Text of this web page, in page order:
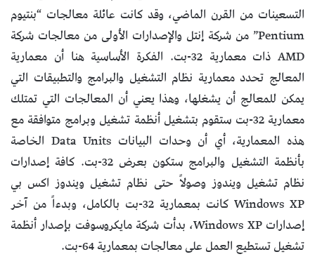
التسعينات من القرن الماضي، وقد كانت عائلة معالجات “بنتيوم
Pentium” من شركة إنتل والإصدارات الأولى من معالجات شركة
AMD ذات معمارية 32-بت. الفكرة الأساسية هنا أن معمارية
المعالج تحدد معمارية نظام التشغيل والبرامج والتطبيقات التي
يمكن للمعالج أن يشغلها، وهذا يعني أن المعالجات التي تمتلك
معمارية 32-بت ستقوم بتشغيل أنظمة تشغيل وبرامج متوافقة مع
هذه المعمارية، أي أن وحدات البيانات Data Units الخاصة
بأنظمة التشغيل والبرامج ستكون بعرض 32-بت. كافة إصدارات
نظام تشغيل ويندوز وصولاً حتى نظام تشغيل ويندوز اكس بي
Windows XP كانت بمعمارية 32-بت بالكامل، وبدءاً من آخر
إصدارات Windows XP، بدأت شركة مايكروسوفت بإصدار أنظمة
تشغيل تستطيع العمل على معالجات بمعمارية 64-بت.